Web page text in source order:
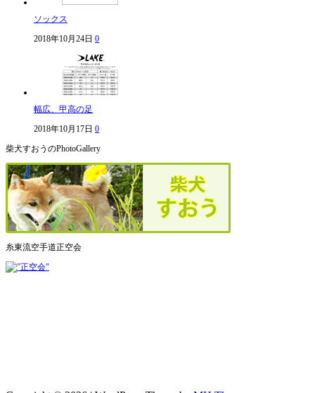
ソックス
2018年10月24日 0
幅広、甲高の足
2018年10月17日 0
柴犬すおうのPhotoGallery
糸東流空手道正空会